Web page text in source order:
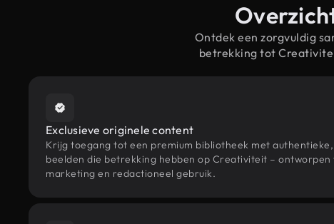
Ontdek een zorgvuldig
betrekking tot
Exclusieve originele content
Krijg toegang tot een premium bibliotheek met
beelden die betrekking hebben op Creativiteit –
marketing en redactioneel gebruik.